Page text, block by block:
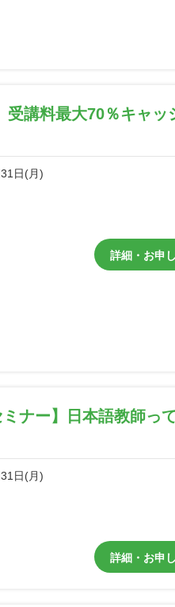
講料最大70％キャッ
日(月)
詳細・お申
ナー】日本語教師っ
日(月)
詳細・お申